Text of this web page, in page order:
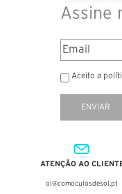
Assine
Aceito a
ENVIAR
ATENÇÃO AO
oi@comoculosdesol.pt